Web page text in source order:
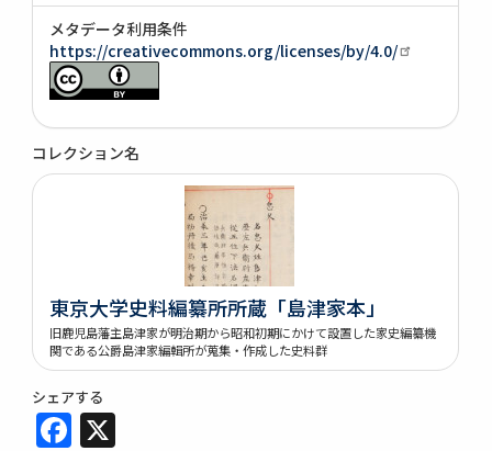
メタデータ利用条件
https://creativecommons.org/licenses/by/4.0/
コレクション名
東京大学史料編纂所所蔵「島津家本」
旧鹿児島藩主島津家が明治期から昭和初期にかけて設置した家史編纂機
関である公爵島津家編輯所が蒐集・作成した史料群
シェアする
Facebook